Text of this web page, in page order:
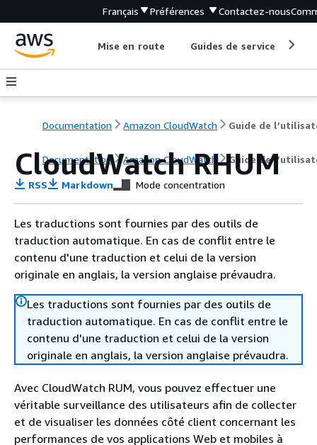
Français Préférences Contactez-nous
Mise en route Guides de service
Documentation Amazon CloudWatch Guide de
Documentation Amazon CloudWatch Guide de
CloudWatch RHUM
RSS Markdown Mode concentration
Les traductions sont fournies par des outils de
traduction automatique. En cas de conflit entre le
contenu d'une traduction et celui de la version
originale en anglais, la version anglaise prévaudra.
Les traductions sont fournies par des outils de
traduction automatique. En cas de conflit entre le
contenu d'une traduction et celui de la version
originale en anglais, la version anglaise prévaudra.
Avec CloudWatch RUM, vous pouvez effectuer une
véritable surveillance des utilisateurs afin de collecter
et de visualiser les données côté client concernant les
performances de vos applications Web et mobiles à